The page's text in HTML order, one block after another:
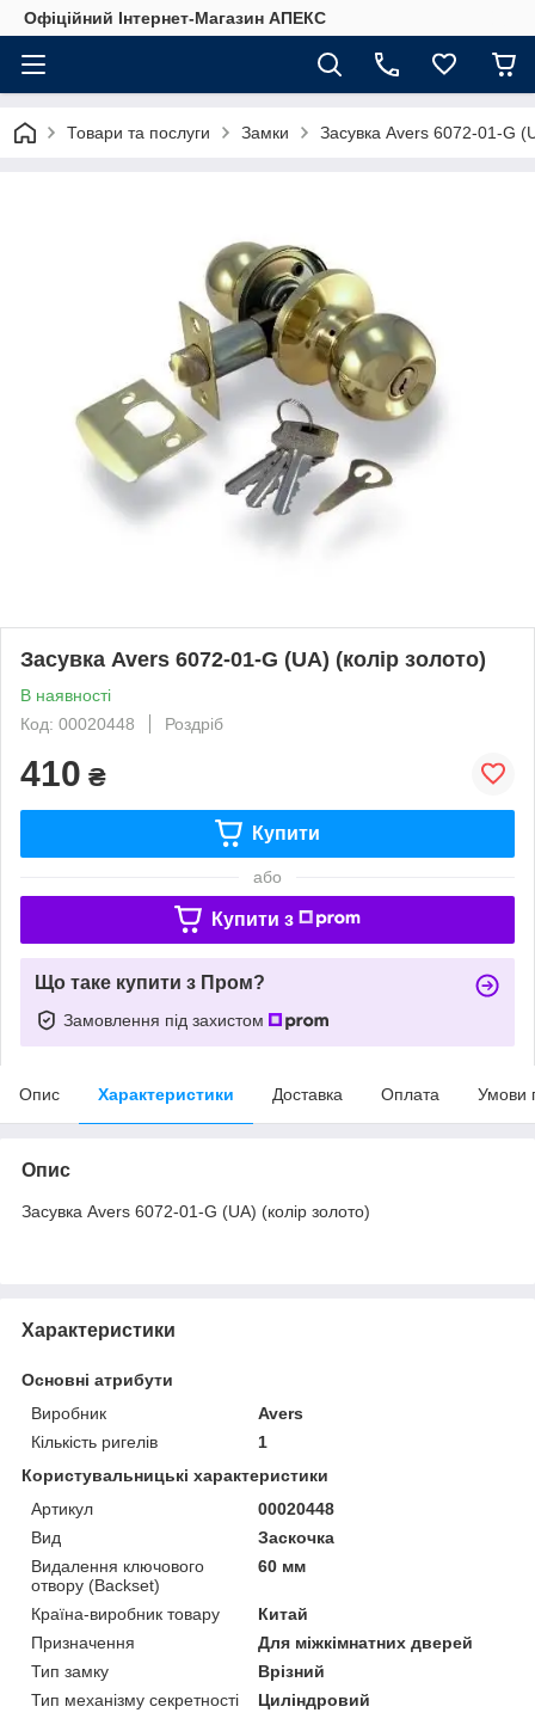
Офіційний Інтернет-Магазин АПЕКС
Товари та послуги Замки Засувка Avers 6072-01-G
Засувка Avers 6072-01-G (UA) (колір золото)
В наявності
Код: 00020448
Роздріб
410 ₴
Купити
або
Купити з
Що таке купити з Пром?
Замовлення під захистом
Опис Характеристики Доставка Оплата Умови
Опис
Засувка Avers 6072-01-G (UA) (колір золото)
Характеристики
Основні атрибути
Виробник
Avers
Кількість ригелів
1
Користувальницькі характеристики
Артикул
00020448
Вид
Заскочка
Видалення ключового
отвору (Backset)
60 мм
Країна-виробник товару
Китай
Призначення
Для міжкімнатних дверей
Тип замку
Врізний
Тип механізму секретності
Циліндровий